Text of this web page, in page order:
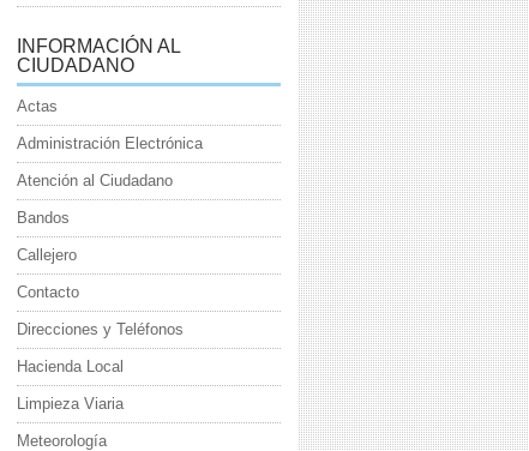
INFORMACIÓN AL
CIUDADANO
Actas
Administración Electrónica
Atención al Ciudadano
Bandos
Callejero
Contacto
Direcciones y Teléfonos
Hacienda Local
Limpieza Viaria
Meteorología